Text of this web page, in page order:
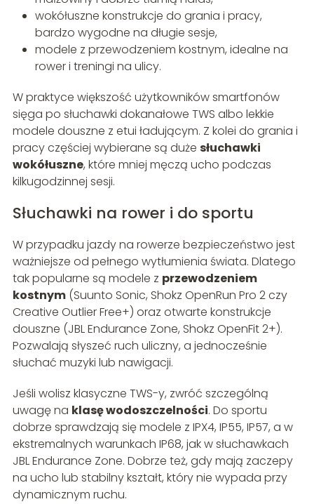
wokółuszne konstrukcje do grania i pracy,
bardzo wygodne na długie sesje,
modele z przewodzeniem kostnym, idealne na
rower i treningi na ulicy.
W praktyce większość użytkowników smartfonów
sięga po słuchawki dokanałowe TWS albo lekkie
modele douszne z etui ładującym. Z kolei do grania i
pracy częściej wybierane są duże słuchawki
wokółuszne, które mniej męczą ucho podczas
kilkugodzinnej sesji.
Słuchawki na rower i do sportu
W przypadku jazdy na rowerze bezpieczeństwo jest
ważniejsze od pełnego wytłumienia świata. Dlatego
tak popularne są modele z przewodzeniem
kostnym(Suunto Sonic, Shokz OpenRun Pro 2 czy
Creative Outlier Free+) oraz otwarte konstrukcje
douszne (JBL Endurance Zone, Shokz OpenFit 2+).
Pozwalają słyszeć ruch uliczny, a jednocześnie
słuchać muzyki lub nawigacji.
Jeśli wolisz klasyczne TWS-y, zwróć szczególną
uwagę na klasę wodoszczelności. Do sportu
dobrze sprawdzają się modele z IPX4, IP55, IP57, a w
ekstremalnych warunkach IP68, jak w słuchawkach
JBL Endurance Zone. Dobrze też, gdy mają zaczepy
na ucho lub stabilny kształt, który nie wypada przy
dynamicznym ruchu.